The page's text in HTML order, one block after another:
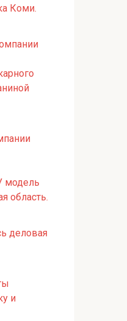
Коми.
модель
область.
деловая
и